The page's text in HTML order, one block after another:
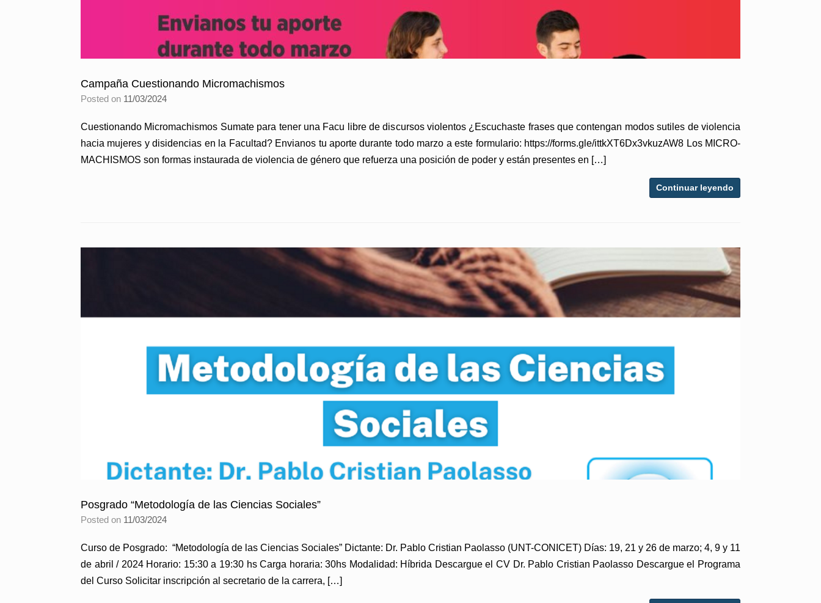
Campaña Cuestionando Micromachismos
Posted on 11/03/2024
Cuestionando Micromachismos Sumate para tener una Facu libre de discursos violentos ¿Escuchaste frases que contengan modos sutiles de violencia
hacia mujeres y disidencias en la Facultad? Envianos tu aporte durante todo marzo a este formulario: https://forms.gle/ittkXT6Dx3vkuzAW8 Los MICRO-
MACHISMOS son formas instaurada de violencia de género que refuerza una posición de poder y están presentes en […]
Continuar leyendo
Posgrado “Metodología de las Ciencias Sociales”
Posted on 11/03/2024
Curso de Posgrado: “Metodología de las Ciencias Sociales” Dictante: Dr. Pablo Cristian Paolasso (UNT-CONICET) Días: 19, 21 y 26 de marzo; 4, 9 y 11
de abril / 2024 Horario: 15:30 a 19:30 hs Carga horaria: 30hs Modalidad: Híbrida Descargue el CV Dr. Pablo Cristian Paolasso Descargue el Programa
del Curso Solicitar inscripción al secretario de la carrera, […]